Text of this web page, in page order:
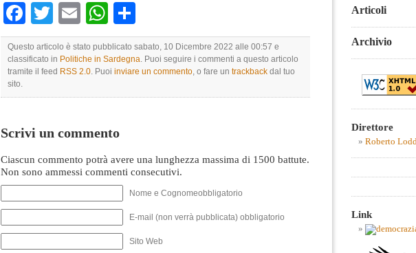
Facebook
TwitterEmailWhatsApp
Questo articolo è stato pubblicato sabato, 10 Dicembre 2022 alle 00:57 e
classificato in Politiche in Sardegna. Puoi seguire i commenti a questo articolo
tramite il feed RSS 2.0. Puoi inviare un commento, o fare un trackback dal tuo
sito.
Scrivi un commento
Ciascun commento potrà avere una lunghezza massima di 1500 battute.
Non sono ammessi commenti consecutivi.
Nome e Cognomeobbligatorio
E-mail (non verrà pubblicata) obbligatorio
Sito Web
Articoli
Archivio
Direttore
Roberto
Link